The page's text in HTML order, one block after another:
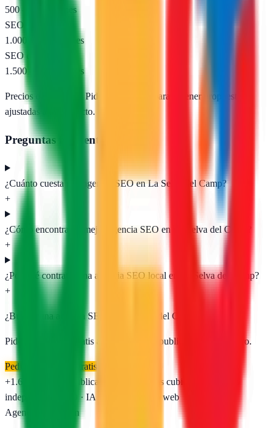
500 – 1.000 €/mes
SEO nacional
1.000 – 2.500 €/mes
SEO e-commerce
1.500 – 5.000 €/mes
Precios orientativos. Pide presupuesto para obtener propuestas
ajustadas a tu proyecto.
Preguntas frecuentes
¿Cuánto cuesta una agencia SEO en La Selva del Camp?
+
¿Cómo encontrar la mejor agencia SEO en La Selva del Camp?
+
¿Por qué contratar una agencia SEO local en La Selva del Camp?
+
¿Buscas una agencia SEO en La Selva del Camp
Pide presupuesto gratis a las agencias publicadas. Sin registro.
Pedir presupuesto gratis
+1.650
agencias publicadas provincias cubiertas
independiente
SEO · IA · GEO · Diseño web
AgenciasSEO
.com